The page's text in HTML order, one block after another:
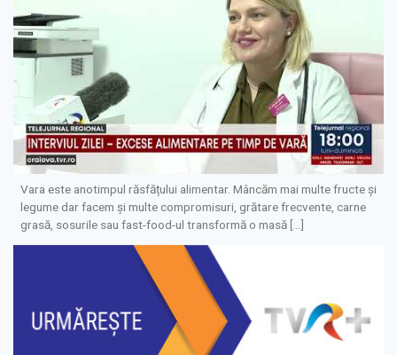
Vara este anotimpul răsfățului alimentar. Mâncăm mai multe fructe și
legume dar facem și multe compromisuri, grătare frecvente, carne
grasă, sosurile sau fast-food-ul transformă o masă […]